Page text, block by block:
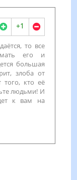
+1
то все
его и
большая
злоба от
того, кто её
людьми! И
к вам на